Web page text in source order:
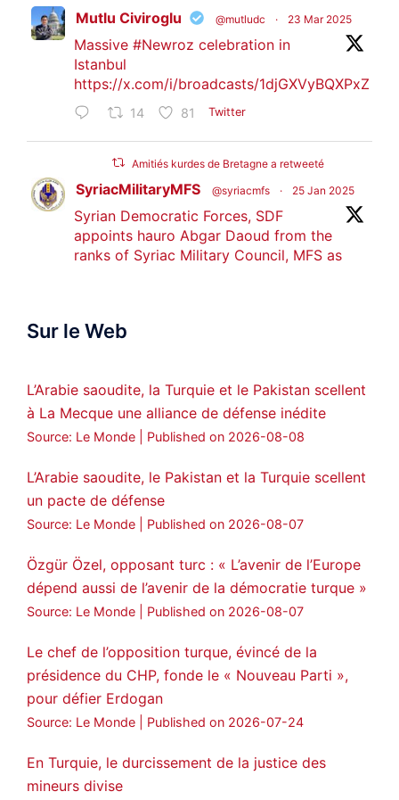
Mutlu Civiroglu @mutludc · 23 Mar 2025
Massive #Newroz celebration in
Istanbul
https://x.com/i/broadcasts/1djGXVyBQXPxZ
14 81 Twitter
Amitiés kurdes de Bretagne a retweeté
SyriacMilitaryMFS @syriacmfs · 25 Jan 2025
Syrian Democratic Forces, SDF
appoints hauro Abgar Daoud from the
ranks of Syriac Military Council, MFS as
ܟܫܝܪܘܬܐ ܒܘܠܝܬܐ ܚܘܪܐ ܐܒܓܪ
Amitiés kurdes de Bretagne a retweeté
MedyaNews @medyanews_ · 24 Jan 2025
statement on Abdullah Öcalan meeting
#AbdullahÖcalan #PeaceProcess
🔗https://medyanews.rs/h4lwBwQ
3 2 Twitter
Voir plus...
Sur le Web
L’Arabie saoudite, la Turquie et le Pakistan scellent
à La Mecque une alliance de défense inédite
Source: Le Monde Published on 2026-08-08
L’Arabie saoudite, le Pakistan et la Turquie scellent
un pacte de défense
Source: Le Monde Published on 2026-08-07
Özgür Özel, opposant turc : « L’avenir de l’Europe
dépend aussi de l’avenir de la démocratie turque »
Source: Le Monde Published on 2026-08-07
Le chef de l’opposition turque, évincé de la
présidence du CHP, fonde le « Nouveau Parti »,
pour défier Erdogan
Source: Le Monde Published on 2026-07-24
En Turquie, le durcissement de la justice des
mineurs divise